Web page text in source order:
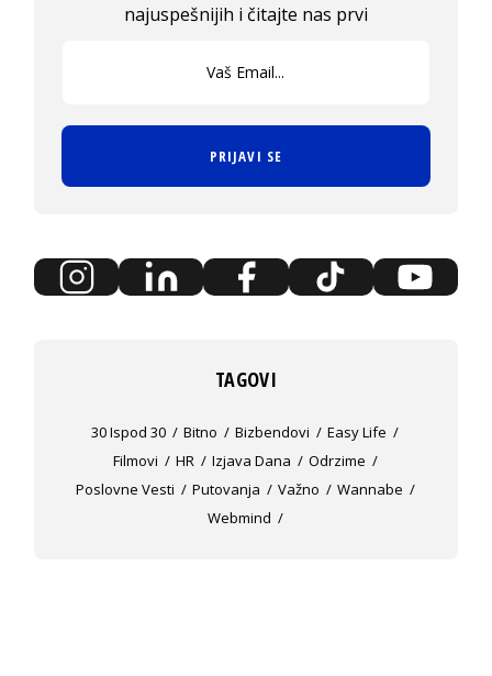
najuspešnijih i čitajte nas prvi
PRIJAVI SE
TAGOVI
30 Ispod 30 Bitno Bizbendovi
Easy Life
Filmovi
HR Izjava Dana
Odrzime
Poslovne Vesti
Putovanja Važno
Wannabe
Webmind